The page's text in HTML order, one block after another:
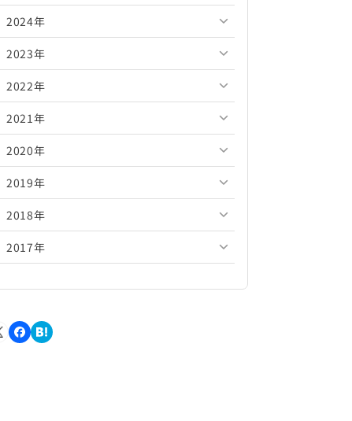
2026年7月
2026年6月
2026年5月
2026年4月
2026年3月
2026年2月
2026年1月
2025年12月
2025年11月
2025年10月
2025年9月
2025年8月
2025年7月
2025年6月
2025年5月
2025年2月
2024年
2024年12月
2024年11月
2024年10月
2024年9月
2024年8月
2024年7月
2024年6月
2024年3月
2023年
2023年12月
2023年11月
2023年10月
2023年9月
2023年8月
2023年7月
2023年4月
2022年
2022年12月
2022年11月
2022年10月
2022年9月
2022年8月
2022年5月
2021年
2021年12月
2021年11月
2021年10月
2021年9月
2021年6月
2020年
2020年12月
2020年11月
2020年10月
2020年7月
2019年
2019年12月
2019年11月
2019年8月
2018年
2018年12月
2018年9月
2017年
2017年10月